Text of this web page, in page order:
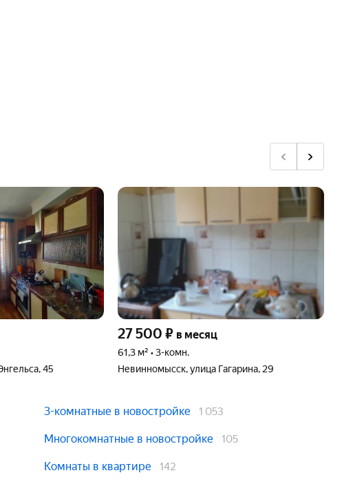
45
27 500 ₽ в месяц
61,3 м² • 3-комн.
Невинномысск, улица Гагарина, 29
3-комнатные в новостройке 1 053
Многокомнатные в новостройке 105
Комнаты в квартире 142